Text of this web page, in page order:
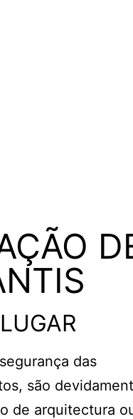
das
são
de arquitectura